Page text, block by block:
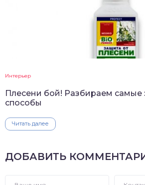
Интерьер
Плесени бой! Разбираем самые
способы
Читать далее
ДОБАВИТЬ